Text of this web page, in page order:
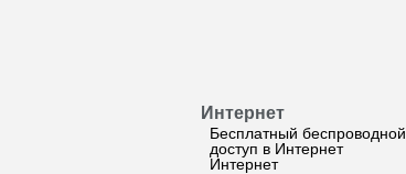
Интернет
Бесплатный беспроводной
доступ в Интернет
Интернет